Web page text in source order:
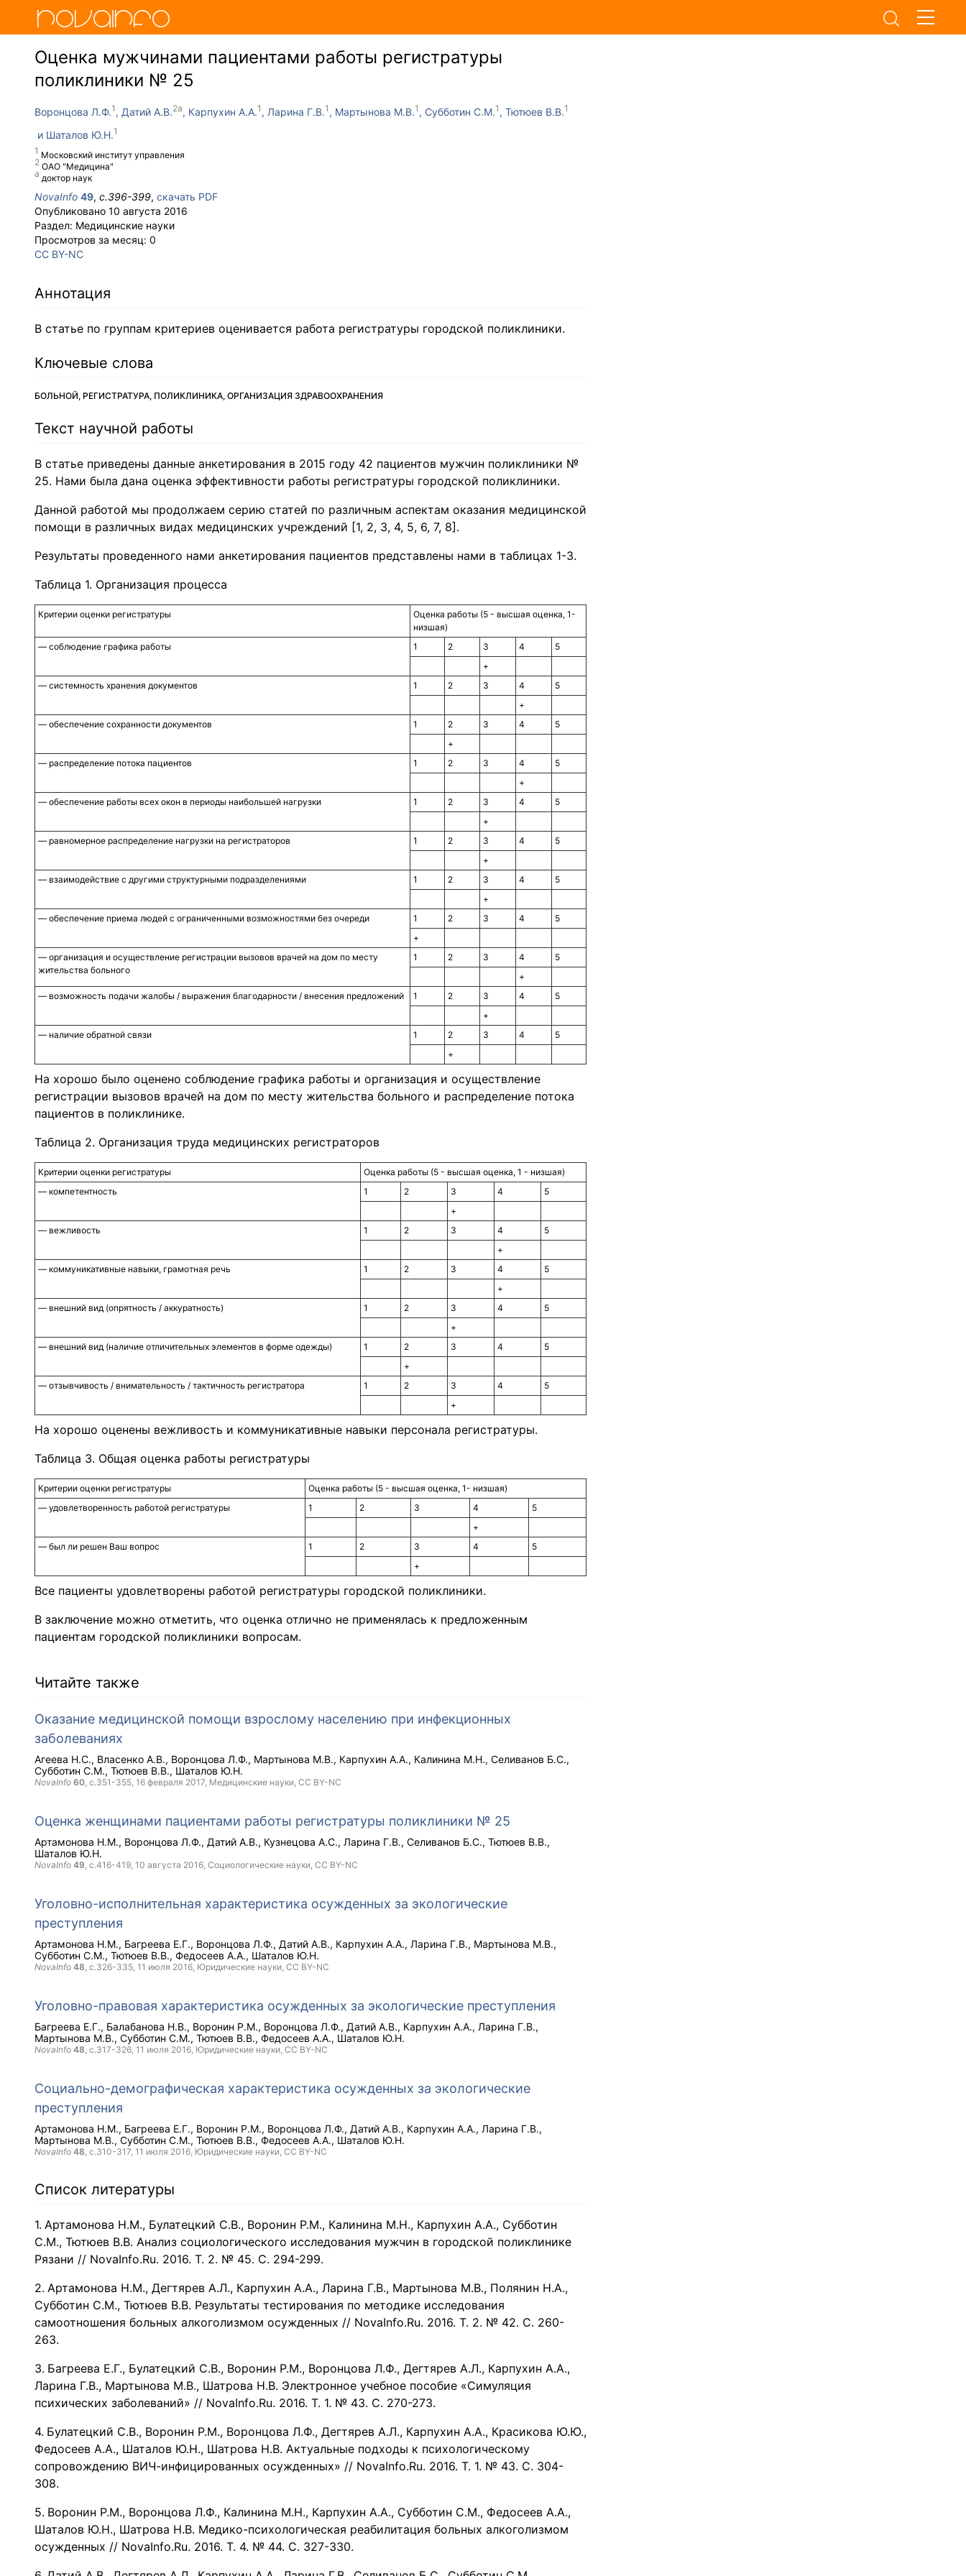
Оценка мужчинами пациентами работы регистратуры
поликлиники № 25
Воронцова Л.Ф.
Московский институт управления
Датий А.В.
ОАО "Медицина"
доктор наук
Карпухин А.А. Ларина Г.В. Мартынова М.В. Субботин С.М.
Тютюев В.В.
Шаталов Ю.Н.
NovaInfo 49, с.396-399, скачать PDF
Опубликовано 10 августа 2016
Раздел: Медицинские науки
Просмотров за месяц: 0
CC BY-NC
Аннотация
В статье по группам критериев оценивается работа регистратуры городской поликлиники.
Ключевые слова
БОЛЬНОЙ, РЕГИСТРАТУРА, ПОЛИКЛИНИКА, ОРГАНИЗАЦИЯ ЗДРАВООХРАНЕНИЯ
Текст научной работы
В статье приведены данные анкетирования в 2015 году 42 пациентов мужчин поликлиники №
25. Нами была дана оценка эффективности работы регистратуры городской поликлиники.
Данной работой мы продолжаем серию статей по различным аспектам оказания медицинской
помощи в различных видах медицинских учреждений [1, 2, 3, 4, 5, 6, 7, 8].
Результаты проведенного нами анкетирования пациентов представлены нами в таблицах 1-3.
Таблица 1. Организация процесса
Критерии оценки регистратуры
Оценка работы (5 - высшая оценка, 1-
низшая)
— соблюдение графика работы
1 2 3 4
5
+
— системность хранения документов
1 2 3 4
5
+
— обеспечение сохранности документов
1 2 3 4
5
+
— распределение потока пациентов
1 2 3 4
5
+
— обеспечение работы всех окон в периоды наибольшей нагрузки
1 2 3 4
5
+
— равномерное распределение нагрузки на регистраторов
1 2 3 4
5
+
— взаимодействие с другими структурными подразделениями
1 2 3 4
5
+
— обеспечение приема людей с ограниченными возможностями без очереди
1 2 3 4
5
+
— организация и осуществление регистрации вызовов врачей на дом по месту
жительства больного
1 2 3 4
5
+
— возможность подачи жалобы / выражения благодарности / внесения предложений
1 2 3 4
5
+
— наличие обратной связи
1 2 3 4
5
+
На хорошо было оценено соблюдение графика работы и организация и осуществление
регистрации вызовов врачей на дом по месту жительства больного и распределение потока
пациентов в поликлинике.
Таблица 2. Организация труда медицинских регистраторов
Критерии оценки регистратуры
Оценка работы (5 - высшая оценка, 1 - низшая)
— компетентность
1 2 3 4
5
+
— вежливость
1 2 3 4
5
+
— коммуникативные навыки, грамотная речь
1 2 3 4
5
+
— внешний вид (опрятность / аккуратность)
1 2 3 4
5
+
— внешний вид (наличие отличительных элементов в форме одежды)
1 2 3 4
5
+
— отзывчивость / внимательность / тактичность регистратора
1 2 3 4
5
+
На хорошо оценены вежливость и коммуникативные навыки персонала регистратуры.
Таблица 3. Общая оценка работы регистратуры
Критерии оценки регистратуры
Оценка работы (5 - высшая оценка, 1- низшая)
— удовлетворенность работой регистратуры
1 2 3 4
5
+
— был ли решен Ваш вопрос
1 2 3 4
5
+
Все пациенты удовлетворены работой регистратуры городской поликлиники.
В заключение можно отметить, что оценка отлично не применялась к предложенным
пациентам городской поликлиники вопросам.
Читайте также
Оказание медицинской помощи взрослому населению при инфекционных
заболеваниях
Агеева Н.С. Власенко А.В. Воронцова Л.Ф. Мартынова М.В. Карпухин А.А. Калинина М.Н. Селиванов Б.С.
Субботин С.М. Тютюев В.В. Шаталов Ю.Н.
NovaInfo 60, с.351-355, 16 февраля 2017, Медицинские науки, CC BY-NC
Оценка женщинами пациентами работы регистратуры поликлиники № 25
Артамонова Н.М. Воронцова Л.Ф. Датий А.В. Кузнецова А.С. Ларина Г.В. Селиванов Б.С. Тютюев В.В.
Шаталов Ю.Н.
NovaInfo 49, с.416-419, 10 августа 2016, Социологические науки, CC BY-NC
Уголовно-исполнительная характеристика осужденных за экологические
преступления
Артамонова Н.М. Багреева Е.Г. Воронцова Л.Ф. Датий А.В. Карпухин А.А. Ларина Г.В. Мартынова М.В.
Субботин С.М. Тютюев В.В. Федосеев А.А. Шаталов Ю.Н.
NovaInfo 48, с.326-335, 11 июля 2016, Юридические науки, CC BY-NC
Уголовно-правовая характеристика осужденных за экологические преступления
Багреева Е.Г. Балабанова Н.В. Воронин Р.М. Воронцова Л.Ф. Датий А.В. Карпухин А.А. Ларина Г.В.
Мартынова М.В. Субботин С.М. Тютюев В.В. Федосеев А.А. Шаталов Ю.Н.
NovaInfo 48, с.317-326, 11 июля 2016, Юридические науки, CC BY-NC
Социально-демографическая характеристика осужденных за экологические
преступления
Артамонова Н.М. Багреева Е.Г. Воронин Р.М. Воронцова Л.Ф. Датий А.В. Карпухин А.А. Ларина Г.В.
Мартынова М.В. Субботин С.М. Тютюев В.В. Федосеев А.А. Шаталов Ю.Н.
NovaInfo 48, с.310-317, 11 июля 2016, Юридические науки, CC BY-NC
Список литературы
Артамонова Н.М., Булатецкий С.В., Воронин Р.М., Калинина М.Н., Карпухин А.А., Субботин
С.М., Тютюев В.В. Анализ социологического исследования мужчин в городской поликлинике
Рязани // NovaInfo.Ru. 2016. Т. 2. № 45. С. 294-299.
Артамонова Н.М., Дегтярев А.Л., Карпухин А.А., Ларина Г.В., Мартынова М.В., Полянин Н.А.,
Субботин С.М., Тютюев В.В. Результаты тестирования по методике исследования
самоотношения больных алкоголизмом осужденных // NovaInfo.Ru. 2016. Т. 2. № 42. С. 260-
263.
Багреева Е.Г., Булатецкий С.В., Воронин Р.М., Воронцова Л.Ф., Дегтярев А.Л., Карпухин А.А.,
Ларина Г.В., Мартынова М.В., Шатрова Н.В. Электронное учебное пособие «Симуляция
психических заболеваний» // NovaInfo.Ru. 2016. Т. 1. № 43. С. 270-273.
Булатецкий С.В., Воронин Р.М., Воронцова Л.Ф., Дегтярев А.Л., Карпухин А.А., Красикова Ю.Ю.,
Федосеев А.А., Шаталов Ю.Н., Шатрова Н.В. Актуальные подходы к психологическому
сопровождению ВИЧ-инфицированных осужденных» // NovaInfo.Ru. 2016. Т. 1. № 43. С. 304-
308.
Воронин Р.М., Воронцова Л.Ф., Калинина М.Н., Карпухин А.А., Субботин С.М., Федосеев А.А.,
Шаталов Ю.Н., Шатрова Н.В. Медико-психологическая реабилитация больных алкоголизмом
осужденных // NovaInfo.Ru. 2016. Т. 4. № 44. С. 327-330.